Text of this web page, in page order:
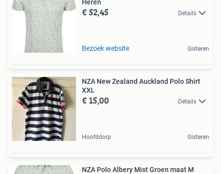
Heren
€ 52,45 Details
Bezoek website Gisteren
NZA New Zealand Auckland Polo Shirt
XXL
€ 15,00 Details
Hoofddorp Gisteren
NZA Polo Albery Mist Groen maat M